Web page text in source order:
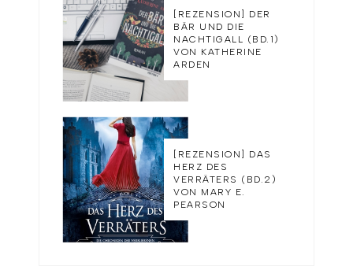
[REZENSION] DER
BÄR UND DIE
NACHTIGALL (BD.1)
VON KATHERINE
ARDEN
[REZENSION] DAS
HERZ DES
VERRÄTERS (BD.2)
VON MARY E.
PEARSON